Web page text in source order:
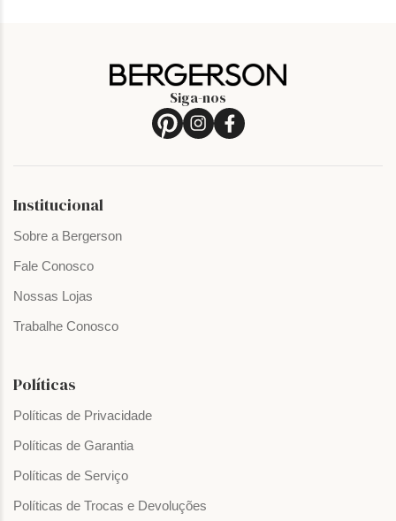
Siga-nos
Institucional
Sobre a Bergerson
Fale Conosco
Nossas Lojas
Trabalhe Conosco
Políticas
Políticas de Privacidade
Políticas de Garantia
Políticas de Serviço
Políticas de Trocas e Devoluções